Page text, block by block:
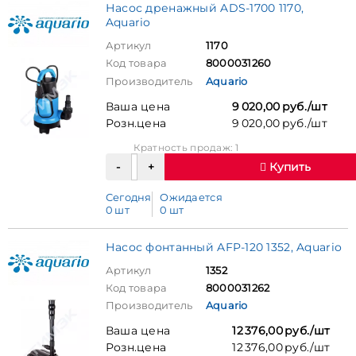
Насос дренажный ADS-1700 1170,
Aquario
Артикул
1170
Код товара
8000031260
Производитель
Aquario
Ваша цена
9 020,00 руб./шт
Розн.цена
9 020,00 руб./шт
Кратность продаж: 1
Купить
Сегодня
0 шт
Ожидается
0 шт
Насос фонтанный AFP-120 1352, Aquario
Артикул
1352
Код товара
8000031262
Производитель
Aquario
Ваша цена
12 376,00 руб./шт
Розн.цена
12 376,00 руб./шт